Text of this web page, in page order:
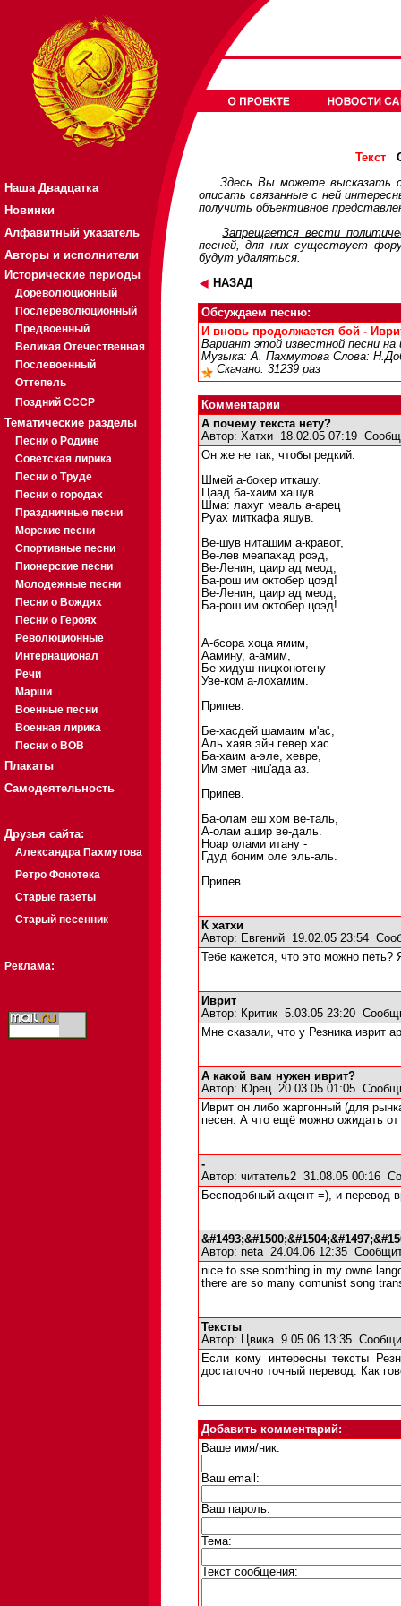
Наша Двадцатка
Новинки
Алфавитный указатель
Авторы и исполнители
Исторические периоды
Дореволюционный
Послереволюционный
Предвоенный
Великая Отечественная
Послевоенный
Оттепель
Поздний СССР
Тематические разделы
Песни о Родине
Советская лирика
Песни о Труде
Песни о городах
Праздничные песни
Морские песни
Спортивные песни
Пионерские песни
Молодежные песни
Песни о Вождях
Песни о Героях
Революционные
Интернационал
Речи
Марши
Военные песни
Военная лирика
Песни о ВОВ
Плакаты
Самодеятельность
Друзья сайта:
Александра Пахмутова
Ретро Фонотека
Старые газеты
Старый песенник
Реклама:
Текст
Здесь Вы можете высказать
описать связанные с ней
получить объективное
Запрещается вести
песней, для них существует
будут удаляться.
НАЗАД
Обсуждаем песню:
И вновь продолжается бой -
Вариант этой известной песни на
Музыка: А. Пахмутова Слова:
Скачано: 31239 раз
Комментарии
А почему текста нету?
Автор: Хатхи 18.02.05 07:19
Он же не так, чтобы редкий:
Шмей а-бокер иткашу.
Цаад ба-хаим хашув.
Шма: лахуг меаль а-арец
Руах миткафа яшув.
Ве-шув ниташим а-кравот,
Ве-лев меапахад роэд,
Ве-Ленин, цаир ад меод,
Ба-рош им октобер цоэд!
Ве-Ленин, цаир ад меод,
Ба-рош им октобер цоэд!
А-бсора хоца ямим,
Аамину, а-амим,
Бе-хидуш ницхонотену
Уве-ком а-лохамим.
Припев.
Бе-хасдей шамаим м'ас,
Аль хаяв эйн гевер хас.
Ба-хаим а-эле, хевре,
Им эмет ниц'ада аз.
Припев.
Ба-олам еш хом ве-таль,
А-олам ашир ве-даль.
Ноар олами итану -
Гдуд боним оле эль-аль.
Припев.
К хатхи
Автор: Евгений 19.02.05 23:54
Тебе кажется, что это можно
Иврит
Автор: Критик 5.03.05 23:20
Мне сказали, что у Резника иврит
А какой вам нужен иврит?
Автор: Юрец20.03.05 01:05
Иврит он либо жаргонный (для
песен. А что ещё можно ожидать от
-
Автор: читатель2 31.08.05 00:16
Бесподобный акцент =), и перевод
Автор: neta24.04.06 12:35
nice to sse somthing in my owne
there are so many comunist song
Тексты
Автор: Цвика9.05.06 13:35
Если кому интересны тексты
достаточно точный перевод. Как
Добавить комментарий:
Ваше имя/ник:
Ваш email:
Ваш пароль:
Тема:
Текст сообщения: